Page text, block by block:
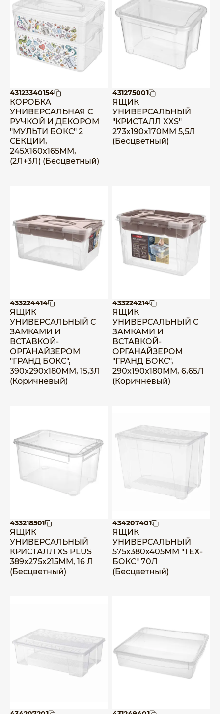
43123340154
КОРОБКА
УНИВЕРСАЛЬНАЯ С
РУЧКОЙ И ДЕКОРОМ
"МУЛЬТИ БОКС" 2
СЕКЦИИ,
245Х160х165ММ,
(2Л+3Л) (Бесцветный)
431275001
ЯЩИК
УНИВЕРСАЛЬНЫЙ
"КРИСТАЛЛ XXS"
273x190x170ММ 5,5Л
(Бесцветный)
433224414
ЯЩИК
УНИВЕРСАЛЬНЫЙ С
ЗАМКАМИ И
ВСТАВКОЙ-
ОРГАНАЙЗЕРОМ
"ГРАНД БОКС",
390х290х180ММ, 15,3Л
(Коричневый)
433224214
ЯЩИК
УНИВЕРСАЛЬНЫЙ С
ЗАМКАМИ И
ВСТАВКОЙ-
ОРГАНАЙЗЕРОМ
"ГРАНД БОКС",
290х190х180ММ, 6,65Л
(Коричневый)
433218501
ЯЩИК
УНИВЕРСАЛЬНЫЙ
КРИСТАЛЛ XS PLUS
389х275х215ММ, 16 Л
(Бесцветный)
434207401
ЯЩИК
УНИВЕРСАЛЬНЫЙ
575х380х405ММ "ТЕХ-
БОКС" 70Л
(Бесцветный)